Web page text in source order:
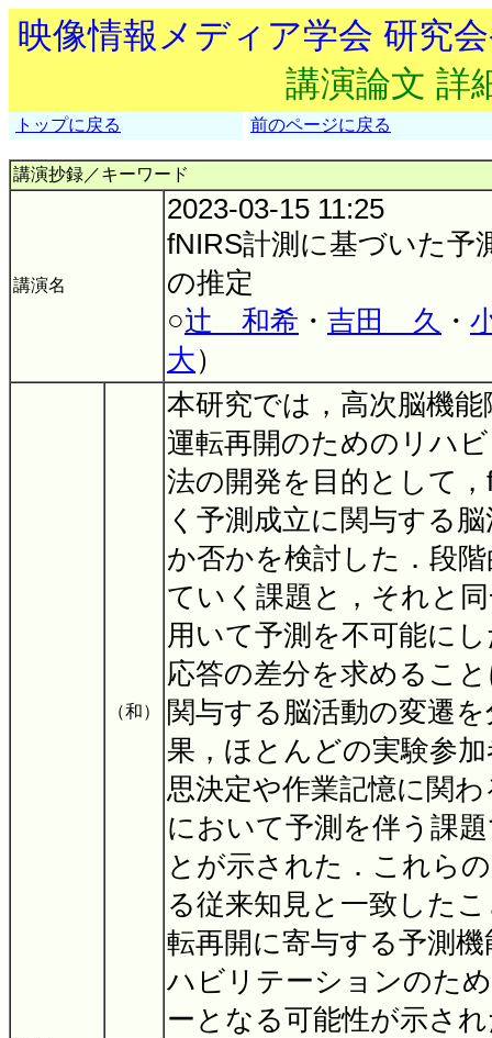
映像情報メディア学会 研究
講演論文 詳
トップに戻る 前のページに戻る
講演抄録／キーワード
講演名
2023-03-15 11:25
fNIRS計測に基づいた予
の推定
○辻 和希 ・ 吉田 久 ・
大）
（和）
本研究では，高次脳機
運転再開のためのリハ
法の開発を目的として
く予測成立に関与する
か否かを検討した．段
ていく課題と，それと
用いて予測を不可能に
応答の差分を求めるこ
関与する脳活動の変遷
果，ほとんどの実験参
思決定や作業記憶に関
において予測を伴う課
とが示された．これら
る従来知見と一致した
転再開に寄与する予測
ハビリテーションのた
ーとなる可能性が示さ